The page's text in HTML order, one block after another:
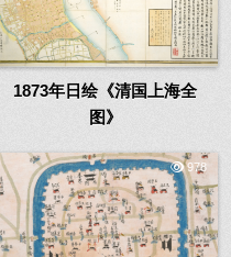
1873年日绘《清国上海全
图》
978